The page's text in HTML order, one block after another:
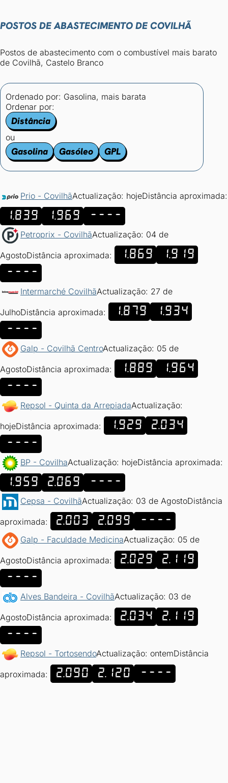
POSTOS DE ABASTECIMENTO DE COVILHÃ
Postos de abastecimento com o combustível mais barato
de Covilhã, Castelo Branco
Ordenado por: Gasolina, mais barata
Ordenar por:
Distância
ou
Gasolina Gasóleo GPL
Prio - CovilhãActualização: hojeDistância aproximada:
1.839 1.969 ----
Petroprix - CovilhãActualização: 04 de
AgostoDistância aproximada: 1.869
1.919
----
Intermarché CovilhãActualização: 27 de
JulhoDistância aproximada: 1.879
1.934
----
Galp - Covilhã CentroActualização: 05 de
AgostoDistância aproximada: 1.889
1.964
----
Repsol - Quinta da ArrepiadaActualização:
hojeDistância aproximada: 1.929
2.034
----
BP - CovilhaActualização: hojeDistância aproximada:
1.959 2.069 ----
Cepsa - CovilhãActualização: 03 de AgostoDistância
aproximada: 2.003 2.099 ----
Galp - Faculdade MedicinaActualização: 05 de
AgostoDistância aproximada: 2.029
2.119
----
Alves Bandeira - CovilhãActualização: 03 de
AgostoDistância aproximada: 2.034
2.119
----
Repsol - TortosendoActualização: ontemDistância
aproximada: 2.090 2.120 ----